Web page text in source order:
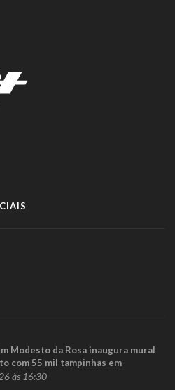
Modesto da Rosa inaugura mural
com 55 mil tampinhas em
às 16:30